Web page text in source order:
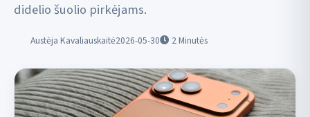
didelio šuolio pirkėjams.
Austėja Kavaliauskaitė2026-05-30 2Minutės